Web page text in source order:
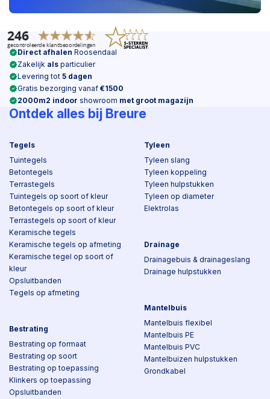
Direct afhalen Roosendaal
Zakelijk als particulier
Levering tot 5 dagen
Gratis bezorging vanaf €1500
2000m2 indoor showroom met groot magazijn
Ontdek alles bij Breure
Tegels
Tuintegels
Betontegels
Terrastegels
Tuintegels op soort of kleur
Betontegels op soort of kleur
Terrastegels op soort of kleur
Keramische tegels
Keramische tegels op afmeting
Keramische tegel op soort of
kleur
Opsluitbanden
Tegels op afmeting
Bestrating
Bestrating op formaat
Bestrating op soort
Bestrating op toepassing
Klinkers op toepassing
Opsluitbanden
Tyleen
Tyleen slang
Tyleen koppeling
Tyleen hulpstukken
Tyleen op diameter
Elektrolas
Drainage
Drainagebuis & drainageslang
Drainage hulpstukken
Mantelbuis
Mantelbuis flexibel
Mantelbuis PE
Mantelbuis PVC
Mantelbuizen hulpstukken
Grondkabel